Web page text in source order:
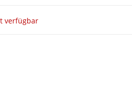
verfügbar